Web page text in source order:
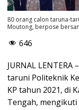
80 orang calon taruna-
Moutong, berpose
646
JURNAL
taruni Politeknik
KP tahun 2021, di
Tengah, mengikuti